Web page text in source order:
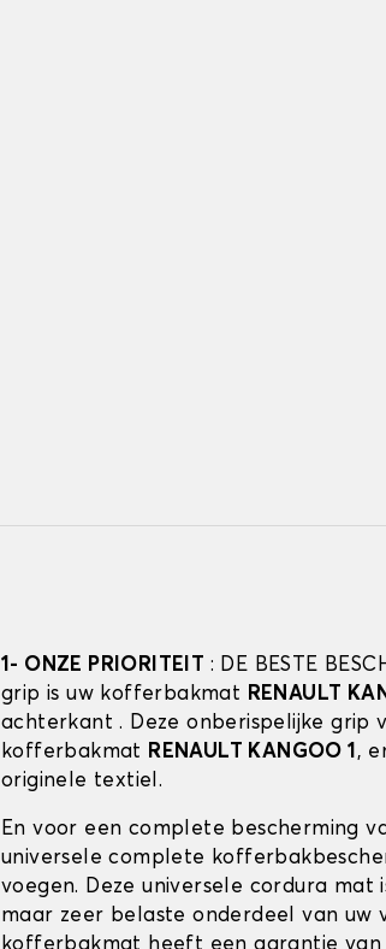
1- ONZE PRIORITEIT : DE BESTE
grip is uw kofferbakmat RENAULT
achterkant . Deze onberispelijke grip
kofferbakmat RENAULT KANGOO 1,
originele textiel.
En voor een complete bescherming
universele complete
voegen. Deze universele cordura
maar zeer belaste onderdeel van uw